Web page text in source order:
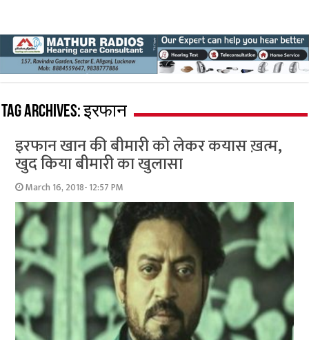
Tag Archives:इरफान
इरफान खान की बीमारी को लेकर कयास ख़त्म,
खुद किया बीमारी का खुलासा
March 16, 2018- 12:57 PM